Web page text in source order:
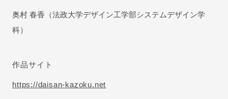
奥村 春香（法政大学デザイン工学部システムデザイン学
科）
作品サイト
https://daisan-kazoku.net